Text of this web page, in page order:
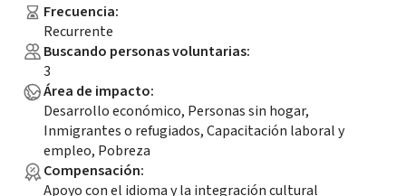
Frecuencia:
Recurrente
Buscando personas voluntarias:
3
Área de impacto:
Desarrollo económico, Personas sin hogar,
Inmigrantes o refugiados, Capacitación laboral y
empleo, Pobreza
Compensación:
Apoyo con el idioma y la integración cultural